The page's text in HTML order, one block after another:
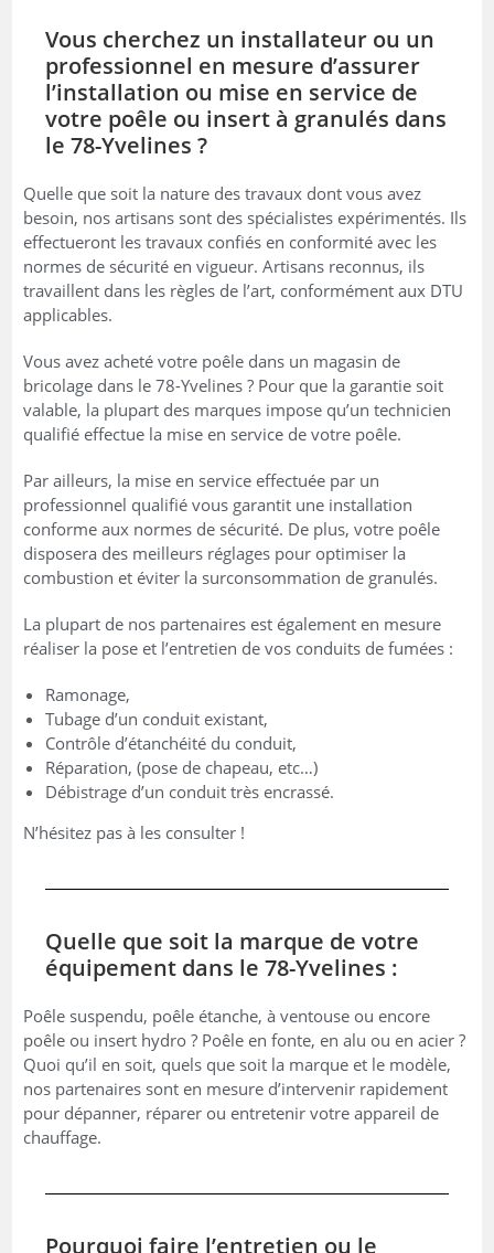
Vous cherchez un installateur ou un
professionnel en mesure d’assurer
l’installation ou mise en service de
votre poêle ou insert à granulés dans
le 78-Yvelines ?
Quelle que soit la nature des travaux dont vous avez
besoin, nos artisans sont des spécialistes expérimentés. Ils
effectueront les travaux confiés en conformité avec les
normes de sécurité en vigueur. Artisans reconnus, ils
travaillent dans les règles de l’art, conformément aux DTU
applicables.
Vous avez acheté votre poêle dans un magasin de
bricolage dans le 78-Yvelines ? Pour que la garantie soit
valable, la plupart des marques impose qu’un technicien
qualifié effectue la mise en service de votre poêle.
Par ailleurs, la mise en service effectuée par un
professionnel qualifié vous garantit une installation
conforme aux normes de sécurité. De plus, votre poêle
disposera des meilleurs réglages pour optimiser la
combustion et éviter la surconsommation de granulés.
La plupart de nos partenaires est également en mesure
réaliser la pose et l’entretien de vos conduits de fumées :
Ramonage,
Tubage d’un conduit existant,
Contrôle d’étanchéité du conduit,
Réparation, (pose de chapeau, etc…)
Débistrage d’un conduit très encrassé.
N’hésitez pas à les consulter !
Quelle que soit la marque de votre
équipement dans le 78-Yvelines :
Poêle suspendu, poêle étanche, à ventouse ou encore
poêle ou insert hydro ? Poêle en fonte, en alu ou en acier ?
Quoi qu’il en soit, quels que soit la marque et le modèle,
nos partenaires sont en mesure d’intervenir rapidement
pour dépanner, réparer ou entretenir votre appareil de
chauffage.
Pourquoi faire l’entretien ou le